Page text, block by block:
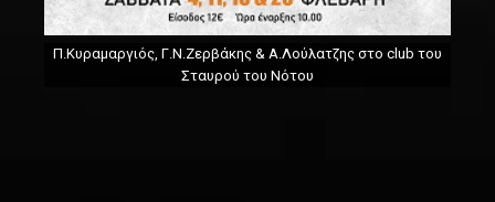
Π.Κυραμαργιός, Γ.Ν.Ζερβάκης & Α.Λούλατζης στο club του
Σταυρού του Νότου